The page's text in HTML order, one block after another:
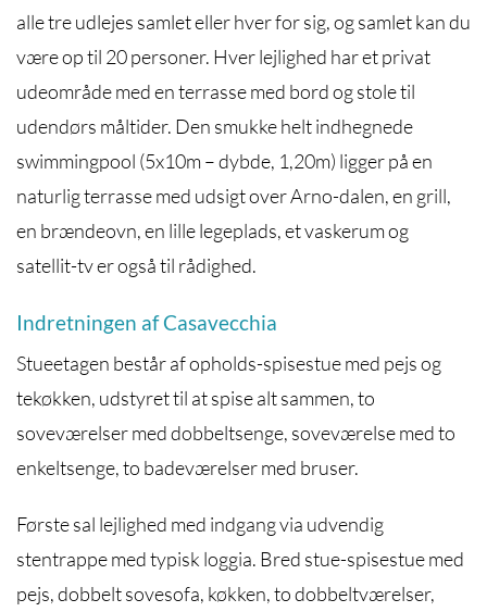
alle tre udlejes samlet eller hver for sig, og samlet kan du
være op til 20 personer. Hver lejlighed har et privat
udeområde med en terrasse med bord og stole til
udendørs måltider. Den smukke helt indhegnede
swimmingpool (5x10m – dybde, 1,20m) ligger på en
naturlig terrasse med udsigt over Arno-dalen, en grill,
en brændeovn, en lille legeplads, et vaskerum og
satellit-tv er også til rådighed.
Indretningen af Casavecchia
Stueetagen består af opholds-spisestue med pejs og
tekøkken, udstyret til at spise alt sammen, to
soveværelser med dobbeltsenge, soveværelse med to
enkeltsenge, to badeværelser med bruser.
Første sal lejlighed med indgang via udvendig
stentrappe med typisk loggia. Bred stue-spisestue med
pejs, dobbelt sovesofa, køkken, to dobbeltværelser,